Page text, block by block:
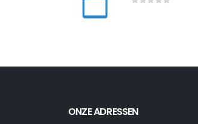
ONZE ADRESSEN